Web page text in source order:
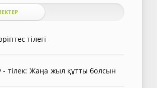
тілегі
- тілек: Жаңа жыл құтты болсын